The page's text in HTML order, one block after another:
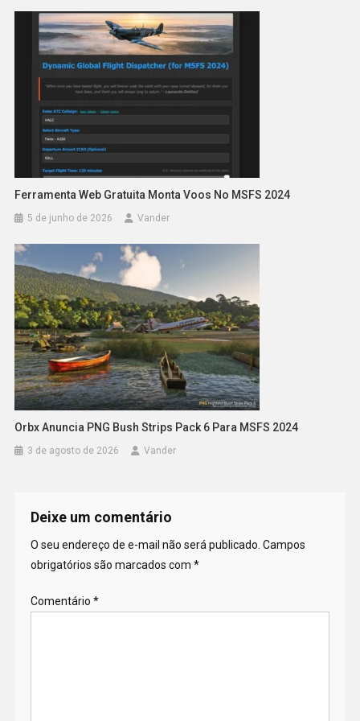
Ferramenta Web Gratuita Monta Voos No MSFS 2024
5 de junho de 2026 Vander
Orbx Anuncia PNG Bush Strips Pack 6 Para MSFS 2024
3 de agosto de 2026 Vander
Deixe um comentário
O seu endereço de e-mail não será publicado. Campos
obrigatórios são marcados com *
Comentário *